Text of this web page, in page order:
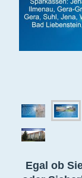
Egal ob